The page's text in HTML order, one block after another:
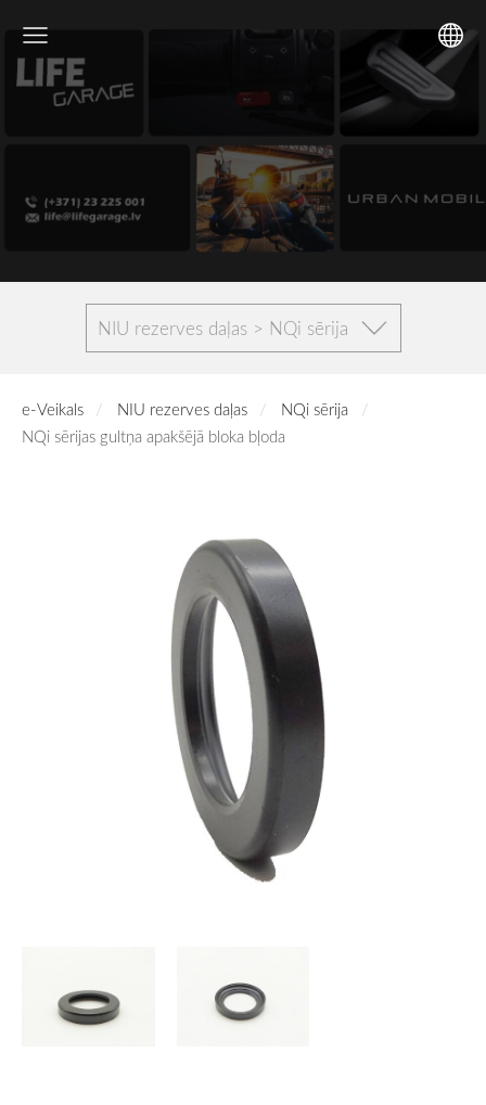
NIU rezerves daļas > NQi sērija
e-Veikals NIU rezerves daļas
NQi sērija
NQi sērijas gultņa apakšējā bloka bļoda